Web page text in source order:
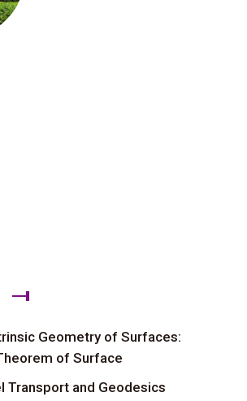
Geometry of Surfaces:
of Surface
Transport and Geodesics